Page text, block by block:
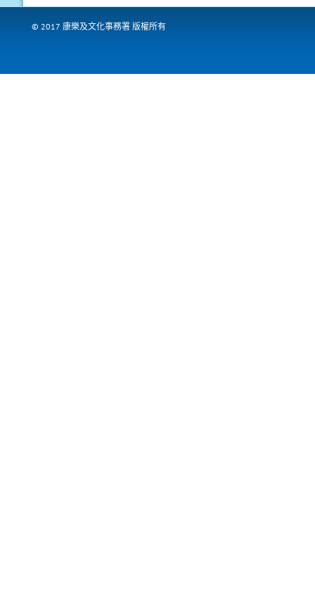
© 2017 康樂及文化事務署 版權所有